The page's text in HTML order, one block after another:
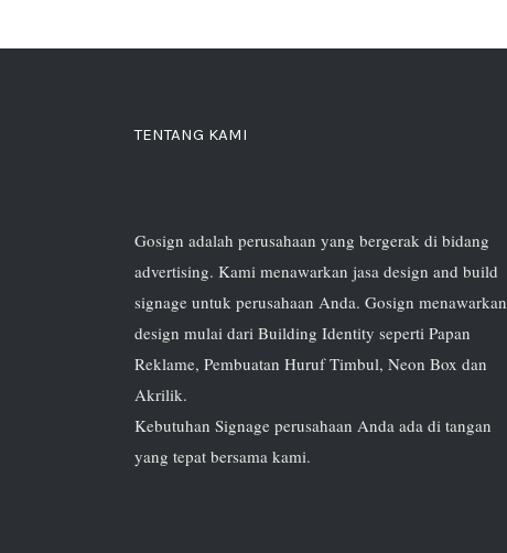
TENTANG KAMI
Gosign adalah perusahaan yang bergerak di bidang
advertising. Kami menawarkan jasa design and build
signage untuk perusahaan Anda. Gosign menawarkan
design mulai dari Building Identity seperti Papan
Reklame, Pembuatan Huruf Timbul, Neon Box dan
Akrilik.
Kebutuhan Signage perusahaan Anda ada di tangan
yang tepat bersama kami.